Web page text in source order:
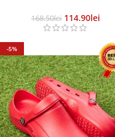
168.50Lei 114.90Lei
-5%